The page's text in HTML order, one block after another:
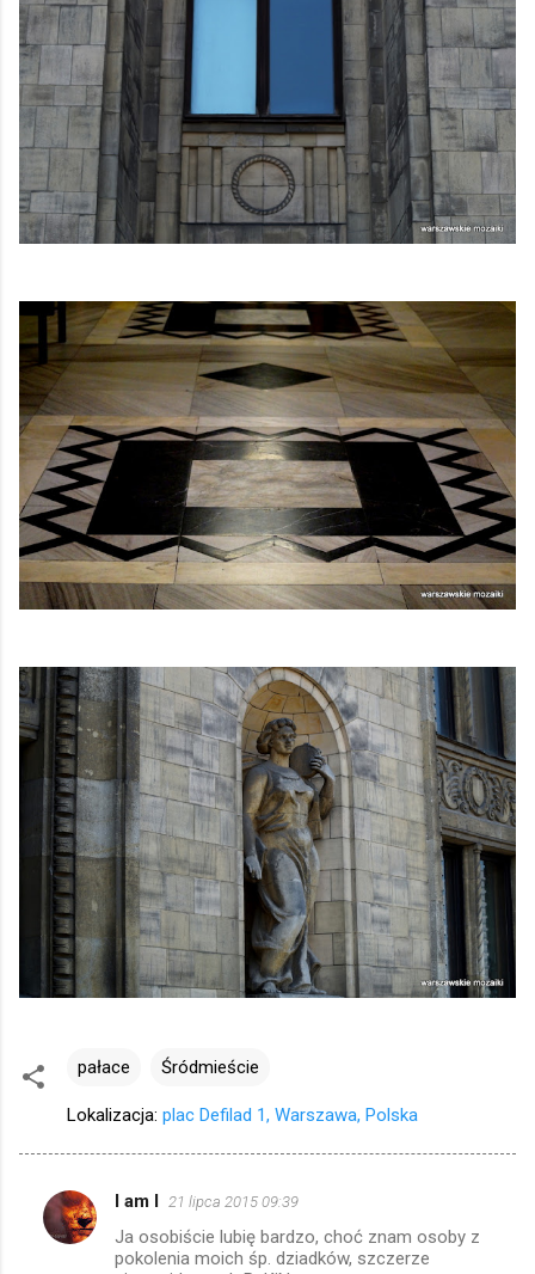
pałace Śródmieście
Lokalizacja: plac Defilad 1, Warszawa, Polska
K
o
I am I 21 lipca 2015 09:39
Ja osobiście lubię bardzo, choć znam osoby z
pokolenia moich śp. dziadków, szczerze